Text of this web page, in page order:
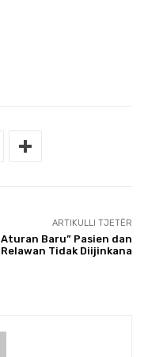
ARTIKULLI TJETËR
Aturan Baru” Pasien dan
Relawan Tidak Diijinkana